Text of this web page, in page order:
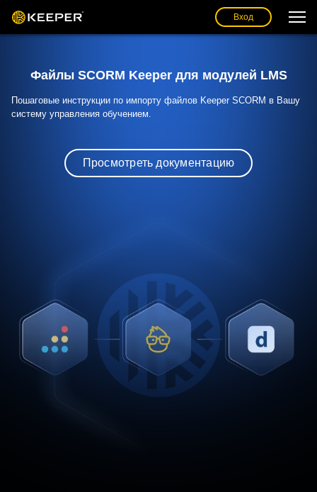
Вход
Файлы SCORM Keeper для модулей LMS
Пошаговые инструкции по импорту файлов Keeper SCORM в Вашу
систему управления обучением.
Просмотреть документацию